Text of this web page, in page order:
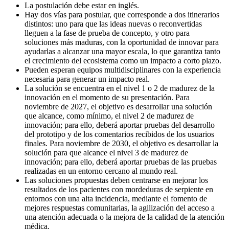
La postulación debe estar en inglés.
Hay dos vías para postular, que corresponde a dos itinerarios
distintos: uno para que las ideas nuevas o reconvertidas
lleguen a la fase de prueba de concepto, y otro para
soluciones más maduras, con la oportunidad de innovar para
ayudarlas a alcanzar una mayor escala, lo que garantiza tanto
el crecimiento del ecosistema como un impacto a corto plazo.
Pueden esperan equipos multidisciplinares con la experiencia
necesaria para generar un impacto real.
La solución se encuentra en el nivel 1 o 2 de madurez de la
innovación en el momento de su presentación. Para
noviembre de 2027, el objetivo es desarrollar una solución
que alcance, como mínimo, el nivel 2 de madurez de
innovación; para ello, deberá aportar pruebas del desarrollo
del prototipo y de los comentarios recibidos de los usuarios
finales. Para noviembre de 2030, el objetivo es desarrollar la
solución para que alcance el nivel 3 de madurez de
innovación; para ello, deberá aportar pruebas de las pruebas
realizadas en un entorno cercano al mundo real.
Las soluciones propuestas deben centrarse en mejorar los
resultados de los pacientes con mordeduras de serpiente en
entornos con una alta incidencia, mediante el fomento de
mejores respuestas comunitarias, la agilización del acceso a
una atención adecuada o la mejora de la calidad de la atención
médica.